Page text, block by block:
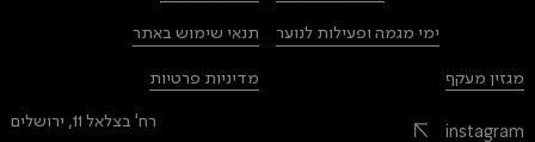
רח' בצלאל 11, ירושלים
ימי מגמה ופעילות לנוער
מגזין מעקף
תנאי שימוש באתר
מדיניות פרטיות
instagram